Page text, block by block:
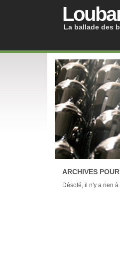
La ballade des
ARCHIVES
Désolé, il n'y a rien à